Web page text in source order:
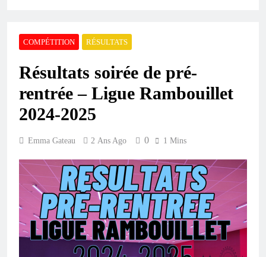
COMPÉTITION RÉSULTATS
Résultats soirée de pré-
rentrée – Ligue Rambouillet
2024-2025
Emma Gateau 2 Ans Ago 0 1 Mins